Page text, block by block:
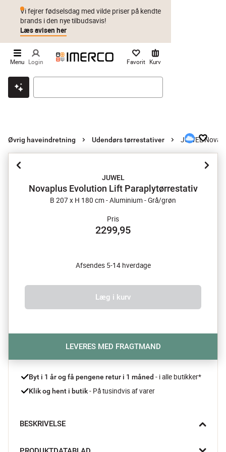
Klik & hent Byt i 1 år Prismatch
Vi fejrer fødselsdag med vilde priser på kendte
brands i den nye tilbudsavis!
Læs avisen her
Menu Login Favorit Kurv
Øvrig haveindretning Udendørs tørrestativer JUWEL
JUWEL
Novaplus Evolution Lift Paraplytørrestativ
B 207 x H 180 cm - Aluminium - Grå/grøn
Pris
2299,95
Afsendes 5-14 hverdage
Læg i kurv
LEVERES MED FRAGTMAND
Byt i 1 år og få pengene retur i 1 måned - i alle butikker*
Klik og hent i butik - På tusindvis af varer
BESKRIVELSE